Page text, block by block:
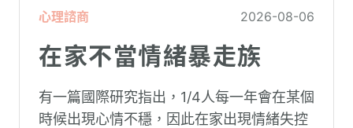
心理諮商 2026-08-06
在家不當情緒暴走族
有一篇國際研究指出，1/4人每一年會在某個
時候出現心情不穩，因此在家出現情緒失控